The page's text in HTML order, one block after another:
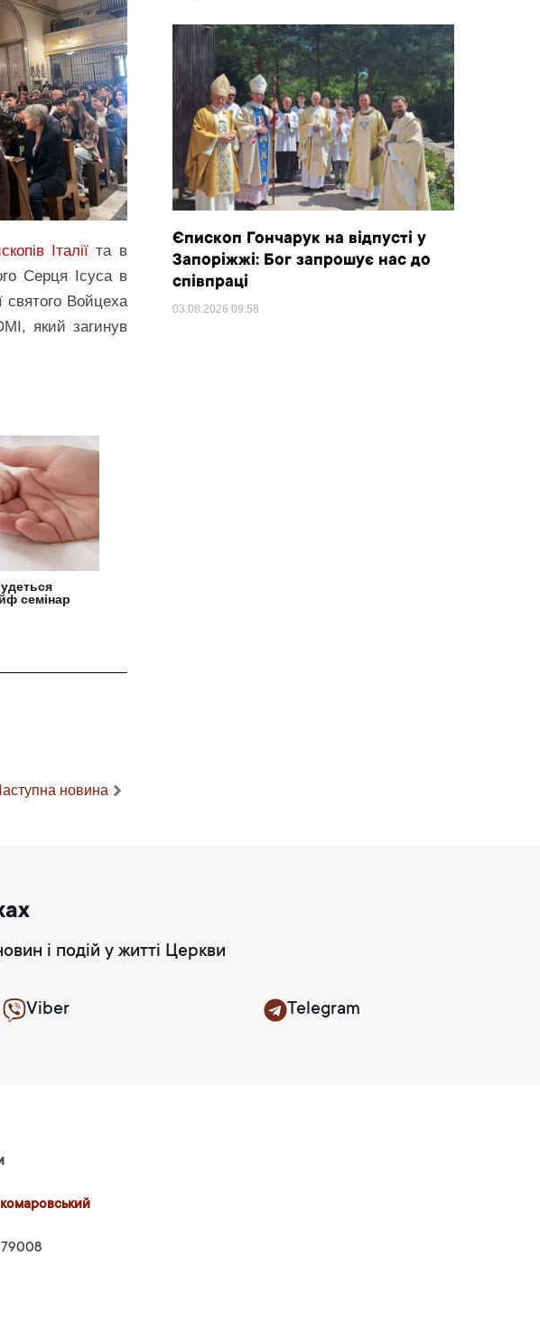
Італії та в
Серця Ісуса в
святого Войцеха
який загинув
семінар
новина
Єпископ Гончарук на відпусті у
Запоріжжі: Бог запрошує нас до
співпраці
03.08.2026 09:58
і подій у житті Церкви
Viber Telegram
79008